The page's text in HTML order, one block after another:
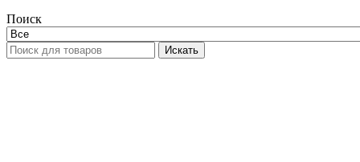
Поиск
Искать